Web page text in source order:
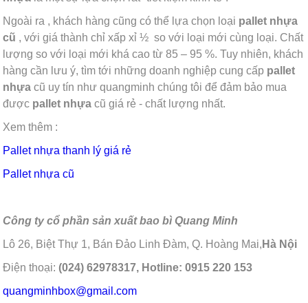
Ngoài ra , khách hàng cũng có thể lựa chọn loại pallet nhựa
cũ , với giá thành chỉ xấp xỉ ½ so với loại mới cùng loại. Chất
lượng so với loại mới khá cao từ 85 – 95 %. Tuy nhiên, khách
hàng cần lưu ý, tìm tới những doanh nghiệp cung cấp pallet
nhựa cũ uy tín như quangminh chúng tôi để đảm bảo mua
được pallet nhựa cũ giá rẻ - chất lượng nhất.
Xem thêm :
Pallet nhựa thanh lý giá rẻ
Pallet nhựa cũ
Công ty cổ phần sản xuất bao bì Quang Minh
Lô 26, Biệt Thự 1, Bán Đảo Linh Đàm, Q. Hoàng Mai, Hà Nội
Điện thoại: (024) 62978317, Hotline: 0915 220 153
quangminhbox@gmail.com